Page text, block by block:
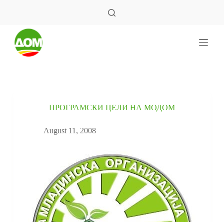
ПРОГРАМСКИ ЦЕЛИ НА МОДОМ
August 11, 2008